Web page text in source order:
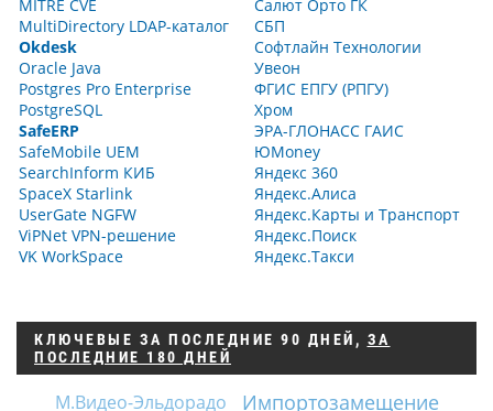
MITRE CVE
MultiDirectory LDAP-каталог
Okdesk
Oracle Java
Postgres Pro Enterprise
PostgreSQL
SafeERP
SafeMobile UEM
SearchInform КИБ
SpaceX Starlink
UserGate NGFW
ViPNet VPN-решение
VK WorkSpace
Салют Орто ГК
СБП
Софтлайн Технологии
Увеон
ФГИС ЕПГУ (РПГУ)
Хром
ЭРА-ГЛОНАСС ГАИС
ЮMoney
Яндекс 360
Яндекс.Алиса
Яндекс.Карты и Транспорт
Яндекс.Поиск
Яндекс.Такси
КЛЮЧЕВЫЕ ЗА ПОСЛЕДНИЕ 90 ДНЕЙ , ЗА
ПОСЛЕДНИЕ 180 ДНЕЙ
М.Видео-Эльдорадо Импортозамещение